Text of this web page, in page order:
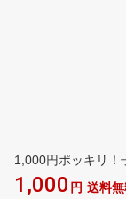
1,000円ポッキリ！
1,000 円 送料